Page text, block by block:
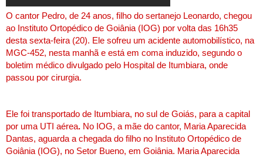
O cantor Pedro, de 24 anos, filho do sertanejo Leonardo, chegou
ao Instituto Ortopédico de Goiânia (IOG) por volta das 16h35
desta sexta-feira (20). Ele sofreu um acidente automobilístico, na
MGC-452, nesta manhã e está em coma induzido, segundo o
boletim médico divulgado pelo Hospital de Itumbiara, onde
passou por cirurgia.
Ele foi transportado de Itumbiara, no sul de Goiás, para a capital
por uma UTI aérea. No IOG, a mãe do cantor, Maria Aparecida
Dantas, aguarda a chegada do filho no Instituto Ortopédico de
Goiânia (IOG), no Setor Bueno, em Goiânia. Maria Aparecida